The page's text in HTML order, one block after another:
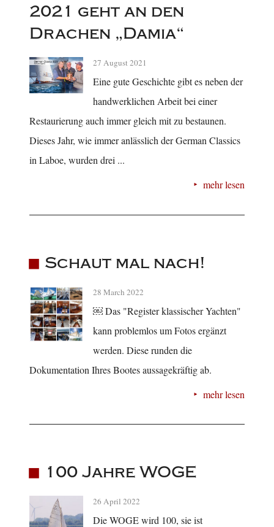
2021 geht an den
Drachen „Damia“
27 August 2021
Eine gute Geschichte gibt es neben der
handwerklichen Arbeit bei einer
Restaurierung auch immer gleich mit zu bestaunen.
Dieses Jahr, wie immer anlässlich der German Classics
in Laboe, wurden drei ...
mehr lesen
Schaut mal nach!
28 March 2022
￼ Das "Register klassischer Yachten"
kann problemlos um Fotos ergänzt
werden. Diese runden die
Dokumentation Ihres Bootes aussagekräftig ab.
mehr lesen
100 Jahre WOGE
26 April 2022
Die WOGE wird 100, sie ist